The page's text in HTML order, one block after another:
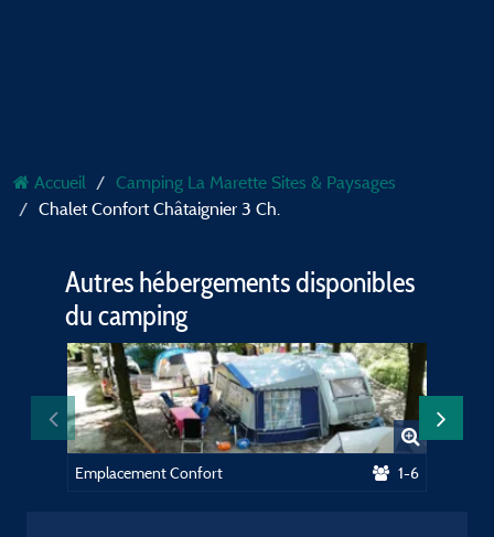
Accueil
Camping La Marette Sites & Paysages
Chalet Confort Châtaignier 3 Ch.
Autres hébergements disponibles
du camping
Emplacement Confort 1-6